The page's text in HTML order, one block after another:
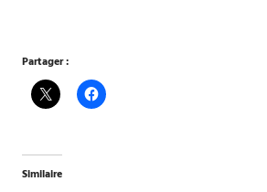
Partager :
Similaire